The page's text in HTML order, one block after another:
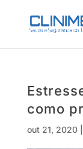
como
out 21, 2020|